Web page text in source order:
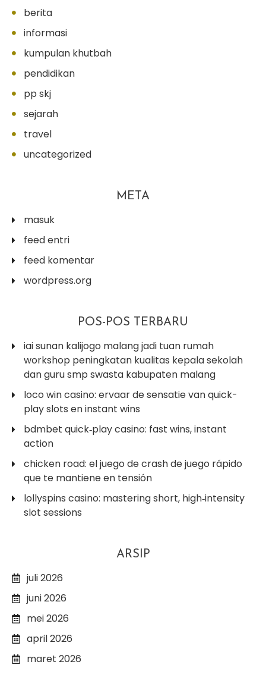
berita
informasi
kumpulan khutbah
pendidikan
pp skj
sejarah
travel
uncategorized
META
masuk
feed entri
feed komentar
wordpress.org
POS-POS TERBARU
iai sunan kalijogo malang jadi tuan rumah
workshop peningkatan kualitas kepala sekolah
dan guru smp swasta kabupaten malang
loco win casino: ervaar de sensatie van quick-
play slots en instant wins
bdmbet quick‑play casino: fast wins, instant
action
chicken road: el juego de crash de juego rápido
que te mantiene en tensión
lollyspins casino: mastering short, high‑intensity
slot sessions
ARSIP
juli 2026
juni 2026
mei 2026
april 2026
maret 2026